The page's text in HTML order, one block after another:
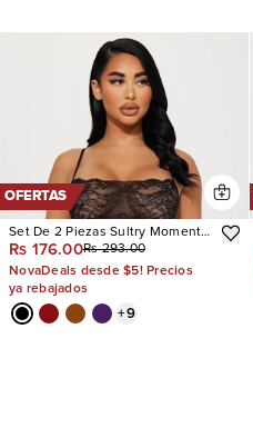
OFERTAS
Set De 2 Piezas Sultry Moments
Lace
Rs 176.00Rs 293.00
NovaDeals desde $5! Precios
ya rebajados
+9